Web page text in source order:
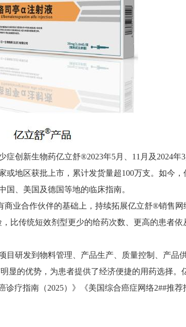
创新生物药亿立舒®2023年5月、11月及2024
地区获批上市，累计发货量超100万支。如今
、美国及德国等地的临床指南。
业合作伙伴的基础上，持续拓展亿立舒®销售
比传统短效剂型更少的给药次数、更高的患者
研发到物料管理、产品生产、质量控制、产品
的优势，为患者提供了经济便捷的用药选择
疗指南（2025）》《美国综合癌症网络2##推荐